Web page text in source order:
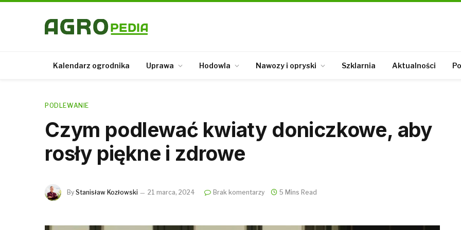
Kalendarz ogrodnika Uprawa Hodowla Nawozy i opryski Szklarnia Aktualności
PODLEWANIE
Czym podlewać kwiaty doniczkowe, aby
rosły piękne i zdrowe
By Stanisław Kozłowski 21 marca, 2024 Brak komentarzy 5 Mins Read